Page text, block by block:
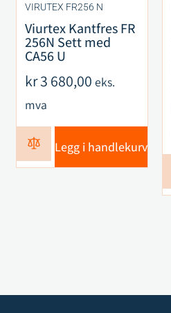
VIRUTEX FR256 N
Viurtex Kantfres FR
256N Sett med
CA56 U
kr3 680,00 eks.
mva
Legg i handlekurv